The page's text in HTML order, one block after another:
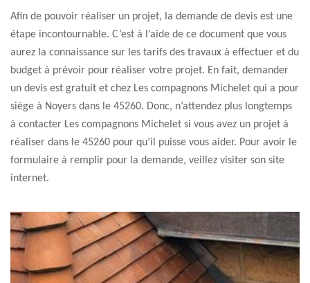
Afin de pouvoir réaliser un projet, la demande de devis est une
étape incontournable. C’est à l’aide de ce document que vous
aurez la connaissance sur les tarifs des travaux à effectuer et du
budget à prévoir pour réaliser votre projet. En fait, demander
un devis est gratuit et chez Les compagnons Michelet qui a pour
siège à Noyers dans le 45260. Donc, n’attendez plus longtemps
à contacter Les compagnons Michelet si vous avez un projet à
réaliser dans le 45260 pour qu’il puisse vous aider. Pour avoir le
formulaire à remplir pour la demande, veillez visiter son site
internet.